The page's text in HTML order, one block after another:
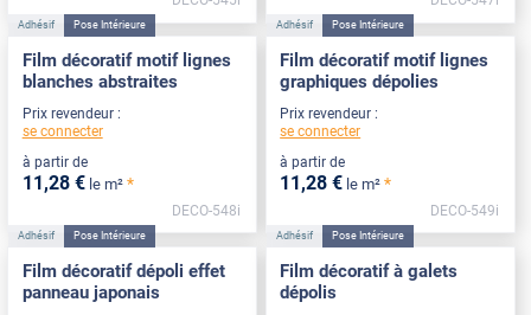
Adhésif Pose Intérieure
Film décoratif motif lignes
blanches abstraites
Prix revendeur :
se connecter
à partir de
11 ,28 € le m² *
DECO-548i
Adhésif Pose Intérieure
Film décoratif motif lignes
graphiques dépolies
Prix revendeur :
se connecter
à partir de
11 ,28 € le m² *
DECO-549i
Adhésif Pose Intérieure
Film décoratif dépoli effet
panneau japonais
Adhésif Pose Intérieure
Film décoratif à galets
dépolis